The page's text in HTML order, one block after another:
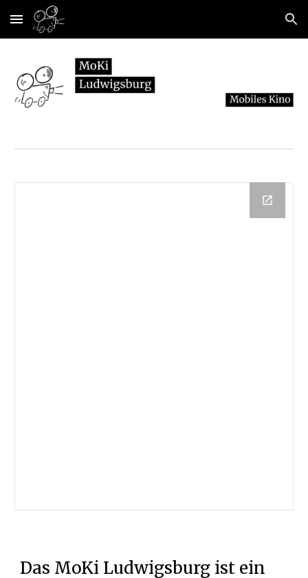
Skip to main content Skip to navigation
Das MoKi Ludwigsburg ist ein